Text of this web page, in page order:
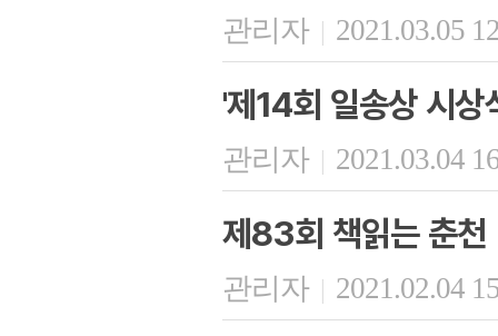
관리자 | 2021.03.05
'제14회 일송상 시상
관리자 | 2021.03.04
제83회 책읽는 춘천
관리자 | 2021.02.04